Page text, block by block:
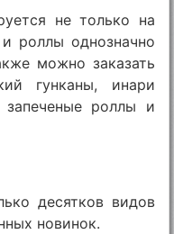
не только на
роллы однозначно
можно заказать
гунканы, инари
запеченые роллы и
десятков видов
новинок.